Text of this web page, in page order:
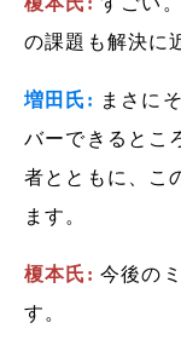
の課題も解決に
増田氏: まさに
バーできるとこ
者とともに、こ
ます。
榎本氏: 今後の
す。